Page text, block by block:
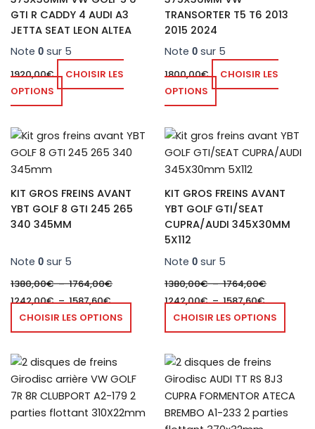
GTI R CADDY 4 AUDI A3
JETTA SEAT LEON ALTEA
Note 0 sur 5
1920,00€
CHOISIR LES
OPTIONS
TRANSORTER T5 T6 2013
2015 2024
Note 0 sur 5
1800,00€
CHOISIR LES
OPTIONS
KIT GROS FREINS AVANT
YBT GOLF 8 GTI 245 265
340 345MM
Note 0 sur 5
1380,00€–1764,00€
Plage
prix :
1764,00€
1242,00€–1587,60€
Plage
prix :
1587,60€
CHOISIR LES OPTIONS
Ce
produit
variations.
options
choisies
sur
page
KIT GROS FREINS AVANT
YBT GOLF GTI/SEAT
CUPRA/AUDI 345X30MM
5X112
Note 0 sur 5
1380,00€–1764,00€
Plage
de
prix :
1764,00€
1242,00€–1587,60€
Plage
prix :
1587,60€
CHOISIR LES OPTIONS
Ce
Les
sur
page